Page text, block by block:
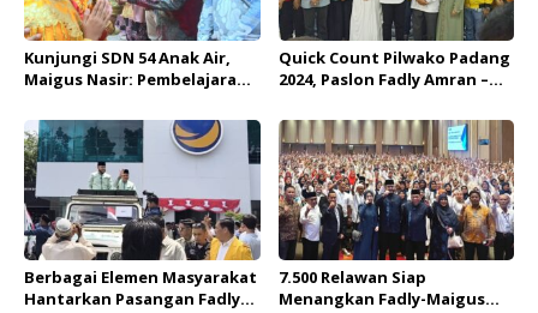
Kunjungi SDN 54 Anak Air,
Maigus Nasir: Pembelajaran
Progul Wako Fadly Amran
Quick Count Pilwako Padang
2024, Paslon Fadly Amran –
Sementara 55 persen Suara
Berbagai Elemen Masyarakat
Hantarkan Pasangan Fadly
7.500 Relawan Siap
Menangkan Fadly-Maigus